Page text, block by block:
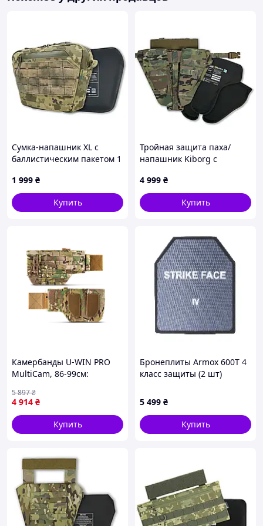
Сумка-напашник XL с
баллистическим пакетом 1
Сordura Pixel
1 999 ₴
Купить
Тройная защита паха/
напашник Kiborg с
класс Militex Мультикам
4 999 ₴
Купить
Камербанды U-WIN PRO
MultiCam, 86-99см:
быстросбросы 2M SPIDER,
6 рядов MOLLE
4 914 ₴
5 897₴
Купить
Бронеплиты Armox 600T 4
класс защиты (2 шт)
5 499 ₴
Купить